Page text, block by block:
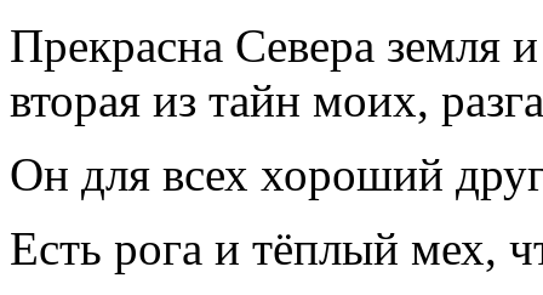
Прекрасна Севера земля
вторая из тайн моих,
Он для всех хороший
Есть рога и тёплый мех,